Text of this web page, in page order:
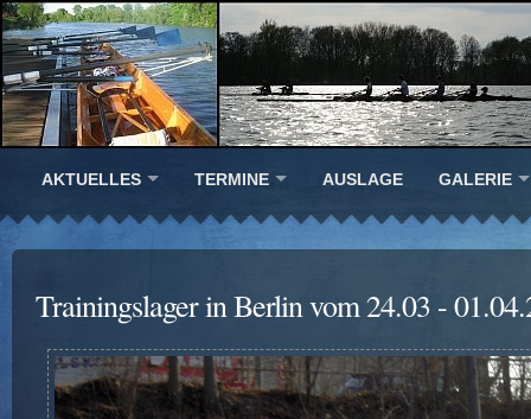
AKTUELLES TERMINE AUSLAGE GALERIE
Trainingslager in Berlin vom 24.03 -